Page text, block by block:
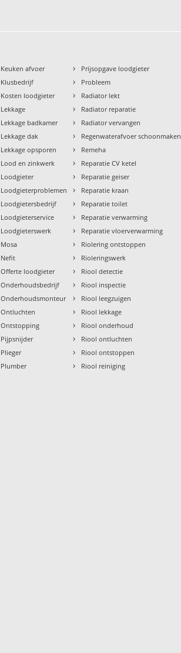
Keuken afvoer
Klusbedrijf
Kosten loodgieter
Lekkage
Lekkage badkamer
Lekkage dak
Lekkage opsporen
Lood en zinkwerk
Loodgieter
Loodgieterproblemen
Loodgietersbedrijf
Loodgieterservice
Loodgieterswerk
Mosa
Nefit
Offerte loodgieter
Onderhoudsbedrijf
Onderhoudsmonteur
Ontluchten
Ontstopping
Pijpsnijder
Plieger
Plumber
› Prijsopgave loodgieter
› Probleem
› Radiator lekt
› Radiator reparatie
› Radiator vervangen
› Regenwaterafvoer schoonmaken
› Remeha
› Reparatie CV ketel
› Reparatie geiser
› Reparatie kraan
› Reparatie toilet
› Reparatie verwarming
› Reparatie vloerverwarming
› Riolering ontstoppen
› Rioleringswerk
› Riool detectie
› Riool inspectie
› Riool leegzuigen
› Riool lekkage
› Riool onderhoud
› Riool ontluchten
› Riool ontstoppen
› Riool reiniging